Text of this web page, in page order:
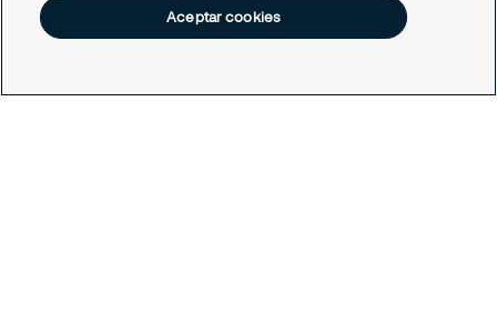
Política de Cookies
Configuración cookies
Aceptar cookies